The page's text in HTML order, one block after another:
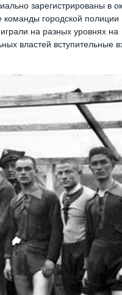
зарегистрированы в
команды городской полиции
на разных уровнях на
властей вступительные